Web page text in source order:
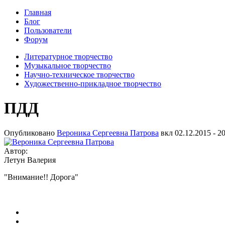
Главная
Блог
Пользователи
Форум
Литературное творчество
Музыкальное творчество
Научно-техническое творчество
Художественно-прикладное творчество
ПДД
Опубликовано Вероника Сергеевна Патрова вкл 02.12.2015 -
Автор:
Летун Валерия
"Внимание!! Дорога"